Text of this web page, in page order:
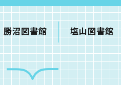
勝沼図書館 塩山図書館